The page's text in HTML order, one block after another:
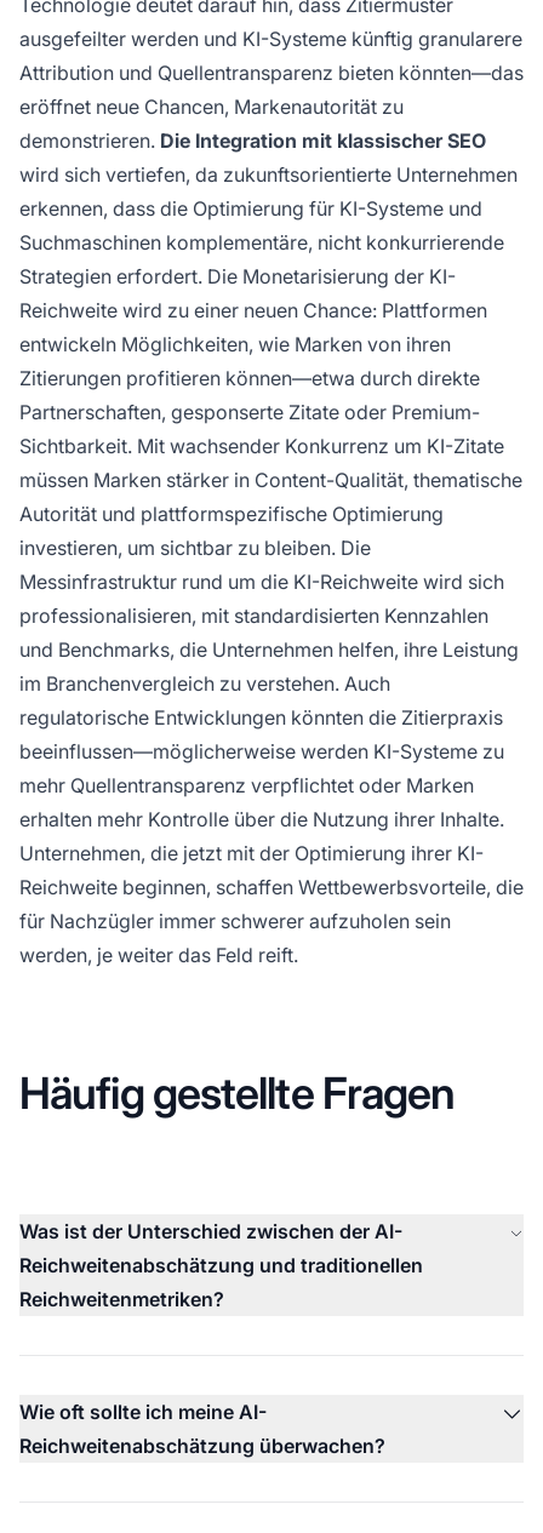
ausgefeilter werden und KI-Systeme künftig granularere
Attribution und Quellentransparenz bieten könnten—das
eröffnet neue Chancen, Markenautorität zu
demonstrieren. Die Integration mit klassischer SEO
wird sich vertiefen, da zukunftsorientierte Unternehmen
erkennen, dass die Optimierung für KI-Systeme und
Suchmaschinen komplementäre, nicht konkurrierende
Strategien erfordert. Die Monetarisierung der KI-
Reichweite wird zu einer neuen Chance: Plattformen
entwickeln Möglichkeiten, wie Marken von ihren
Zitierungen profitieren können—etwa durch direkte
Partnerschaften, gesponserte Zitate oder Premium-
Sichtbarkeit. Mit wachsender Konkurrenz um KI-Zitate
müssen Marken stärker in Content-Qualität, thematische
Autorität und plattformspezifische Optimierung
investieren, um sichtbar zu bleiben. Die
Messinfrastruktur rund um die KI-Reichweite wird sich
professionalisieren, mit standardisierten Kennzahlen
und Benchmarks, die Unternehmen helfen, ihre Leistung
im Branchenvergleich zu verstehen. Auch
regulatorische Entwicklungen könnten die Zitierpraxis
beeinflussen—möglicherweise werden KI-Systeme zu
mehr Quellentransparenz verpflichtet oder Marken
erhalten mehr Kontrolle über die Nutzung ihrer Inhalte.
Unternehmen, die jetzt mit der Optimierung ihrer KI-
Reichweite beginnen, schaffen Wettbewerbsvorteile, die
für Nachzügler immer schwerer aufzuholen sein
werden, je weiter das Feld reift.
Häufig gestellte Fragen
Was ist der Unterschied zwischen der AI-
Reichweitenabschätzung und traditionellen
Reichweitenmetriken?
Wie oft sollte ich meine AI-
Reichweitenabschätzung überwachen?